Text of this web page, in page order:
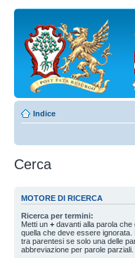
Indice
Cerca
MOTORE DI RICERCA
Ricerca per termini:
Metti un + davanti alla parola
quella che deve essere
tra parentesi se solo una delle
abbreviazione per parole parziali.